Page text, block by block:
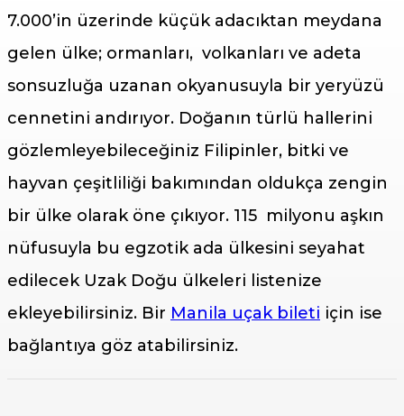
7.000’in üzerinde küçük adacıktan meydana
gelen ülke; ormanları, volkanları ve adeta
sonsuzluğa uzanan okyanusuyla bir yeryüzü
cennetini andırıyor. Doğanın türlü hallerini
gözlemleyebileceğiniz Filipinler, bitki ve
hayvan çeşitliliği bakımından oldukça zengin
bir ülke olarak öne çıkıyor. 115 milyonu aşkın
nüfusuyla bu egzotik ada ülkesini seyahat
edilecek Uzak Doğu ülkeleri listenize
ekleyebilirsiniz. Bir Manila uçak bileti için ise
bağlantıya göz atabilirsiniz.